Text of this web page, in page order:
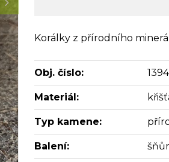
Korálky z přírodního
Obj. číslo: 1394
Materiál:
Typ kamene:
Balení: